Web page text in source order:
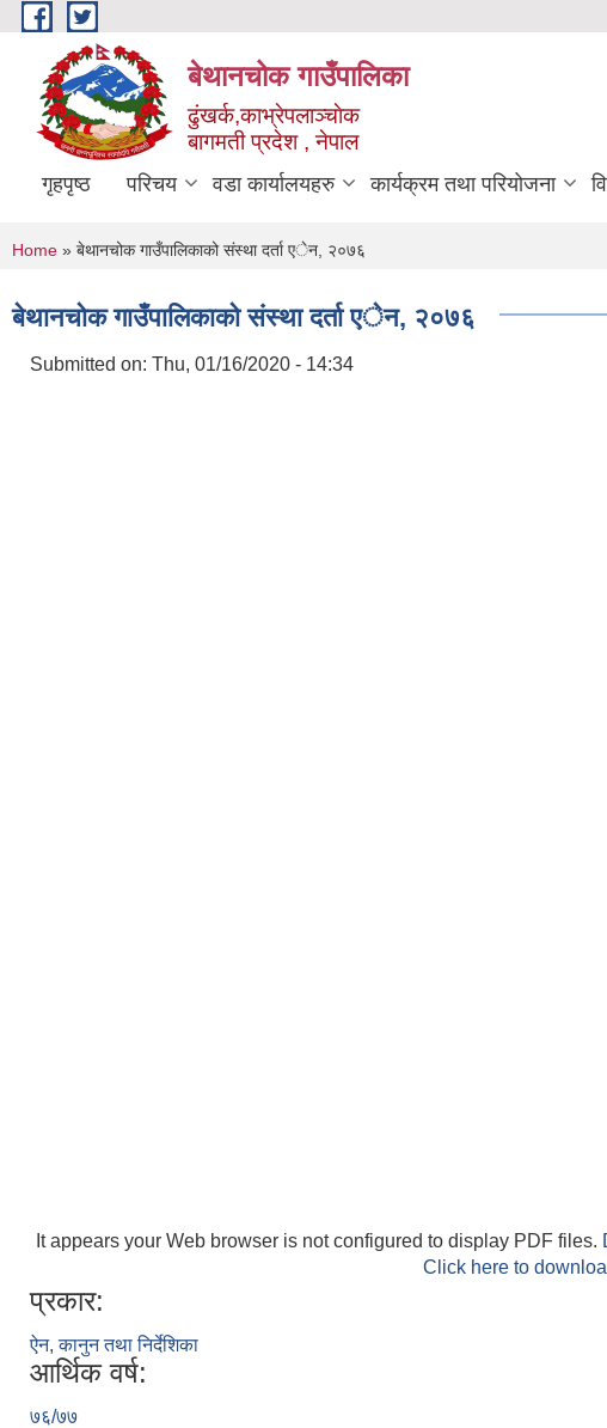
Skip to main content
बेथानचोक गाउँपालिका
ढुंखर्क,काभ्रेपलाञ्चाेक
बागमती प्रदेश , नेपाल
गृहपृष्ठ परिचय वडा कार्यालयहरु कार्यक्रम तथा परियोजना
You are here
Home » बेथानचोक गाउँपालिकाको संस्था दर्ता एेन, २०७६
बेथानचोक गाउँपालिकाको संस्था दर्ता एेन, २०७६
Submitted on: Thu, 01/16/2020 - 14:34
It appears your Web browser is not configured to display PDF files.
Click here to
प्रकार:
ऐन, कानुन तथा निर्देशिका
आर्थिक वर्ष:
७६/७७